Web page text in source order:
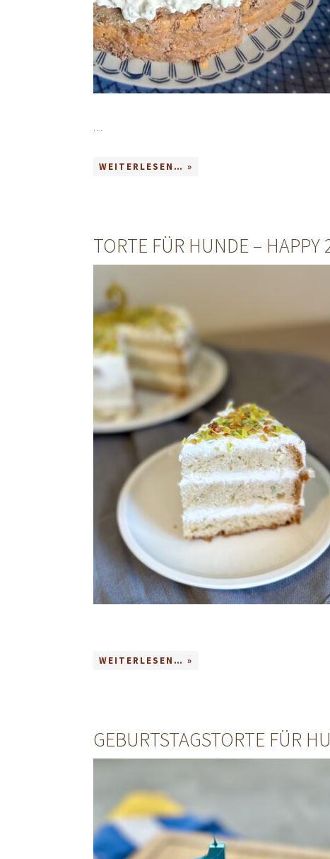
…
WEITERLESEN… »
TORTE FÜR HUNDE – HAPPY
WEITERLESEN… »
GEBURTSTAGSTORTE FÜR